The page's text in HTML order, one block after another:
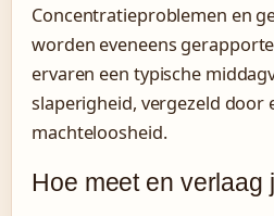
Concentratieproblemen en
worden eveneens
ervaren een typische
slaperigheid, vergezeld door
machteloosheid.
Hoe meet en verlaag